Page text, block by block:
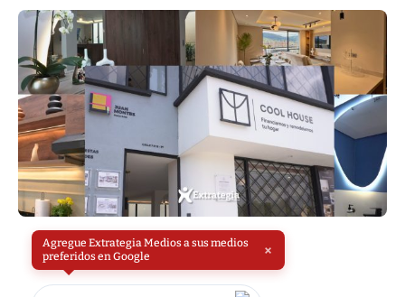
Agregue Extrategia Medios a sus medios
preferidos en Google
×